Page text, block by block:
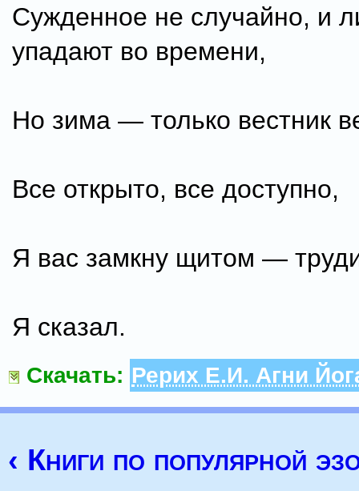
Сужденное не случайно, и
упадают во времени,
Но зима — только вестник
Все открыто, все доступно,
Я вас замкну щитом —
Я сказал.
Скачать: Рерих Е.И. Агни
‹ Книги по популярной